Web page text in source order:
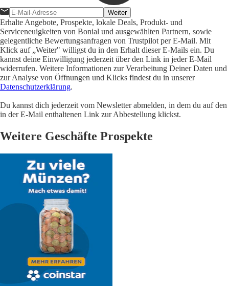
Weiter
Erhalte Angebote, Prospekte, lokale Deals, Produkt- und
Serviceneuigkeiten von Bonial und ausgewählten Partnern, sowie
gelegentliche Bewertungsanfragen von Trustpilot per E-Mail. Mit
Klick auf „Weiter" willigst du in den Erhalt dieser E-Mails ein. Du
kannst deine Einwilligung jederzeit über den Link in jeder E-Mail
widerrufen. Weitere Informationen zur Verarbeitung Deiner Daten und
zur Analyse von Öffnungen und Klicks findest du in unserer
Datenschutzerklärung.
Du kannst dich jederzeit vom Newsletter abmelden, in dem du auf den
in der E-Mail enthaltenen Link zur Abbestellung klickst.
Weitere Geschäfte Prospekte